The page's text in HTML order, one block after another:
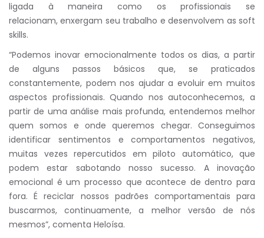
ligada à maneira como os profissionais se
relacionam, enxergam seu trabalho e desenvolvem as soft
skills.
“Podemos inovar emocionalmente todos os dias, a partir
de alguns passos básicos que, se praticados
constantemente, podem nos ajudar a evoluir em muitos
aspectos profissionais. Quando nos autoconhecemos, a
partir de uma análise mais profunda, entendemos melhor
quem somos e onde queremos chegar. Conseguimos
identificar sentimentos e comportamentos negativos,
muitas vezes repercutidos em piloto automático, que
podem estar sabotando nosso sucesso. A inovação
emocional é um processo que acontece de dentro para
fora. É reciclar nossos padrões comportamentais para
buscarmos, continuamente, a melhor versão de nós
mesmos”, comenta Heloísa.